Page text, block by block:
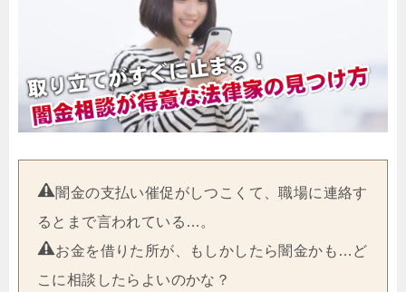
闇金の支払い催促がしつこくて、職場に連絡す
るとまで言われている…。
お金を借りた所が、もしかしたら闇金かも…ど
こに相談したらよいのかな？